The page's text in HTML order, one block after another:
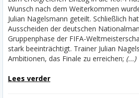
Wunsch nach dem Weiterkommen
Julian Nagelsmann geteilt. Schließlich
Ausscheiden der deutschen
Gruppenphase der FIFA-
stark beeinträchtigt. Trainer Julian
Ambitionen, das Finale zu erreichen; (...)
Lees verder